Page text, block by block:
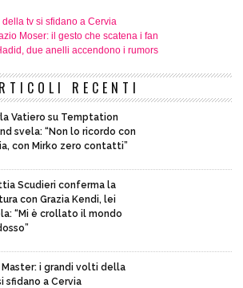
tv si sfidano a Cervia
Moser: il gesto che scatena i fan
due anelli accendono i rumors
RECENTI
Vatiero su Temptation
svela: “Non lo ricordo con
con Mirko zero contatti”
Scudieri conferma la
con Grazia Kendi, lei
“Mi è crollato il mondo
Master: i grandi volti della
sfidano a Cervia